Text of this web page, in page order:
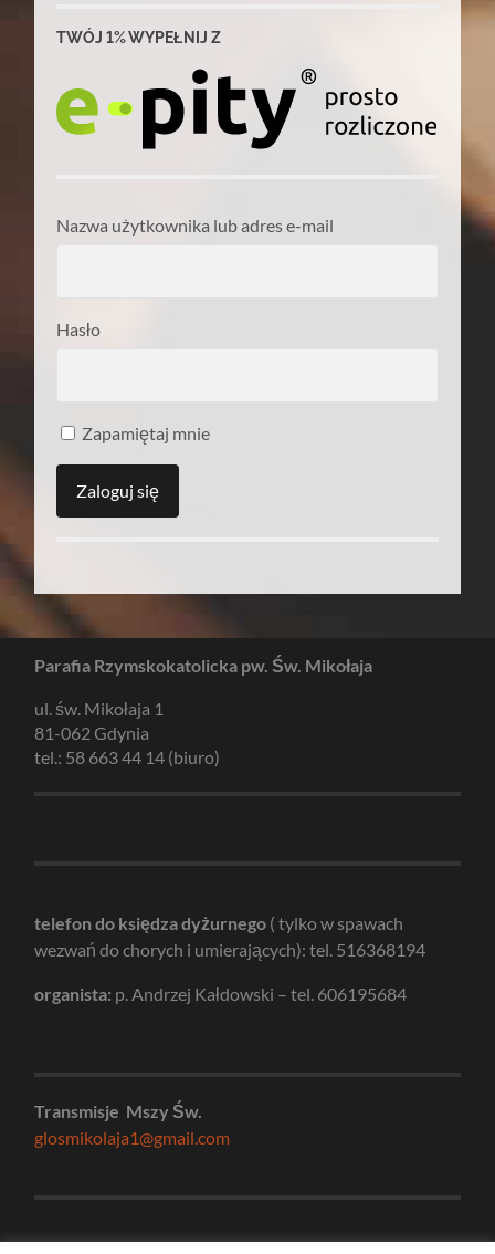
TWÓJ 1% WYPEŁNIJ Z
Nazwa użytkownika lub adres e-mail
Hasło
Zapamiętaj mnie
Parafia Rzymskokatolicka pw. Św. Mikołaja
ul. św. Mikołaja 1
81-062 Gdynia
tel.: 58 663 44 14 (biuro)
telefon do księdza dyżurnego ( tylko w spawach
wezwań do chorych i umierających): tel. 516368194
organista: p. Andrzej Kałdowski – tel. 606195684
Transmisje Mszy Św.
glosmikolaja1@gmail.com